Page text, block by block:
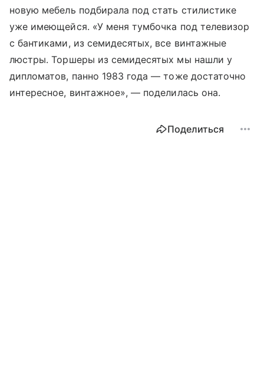
новую мебель подбирала под стать стилистике
уже имеющейся. «У меня тумбочка под телевизор
с бантиками, из семидесятых, все винтажные
люстры. Торшеры из семидесятых мы нашли у
дипломатов, панно 1983 года — тоже достаточно
интересное, винтажное», — поделилась она.
Поделиться